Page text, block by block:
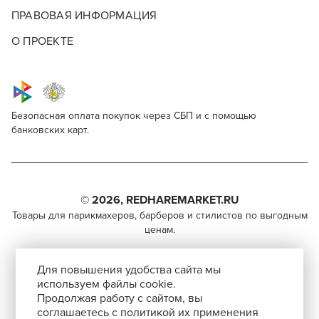
ПРАВОВАЯ ИНФОРМАЦИЯ
О ПРОЕКТЕ
Безопасная оплата покупок через СБП и с помощью
банковских карт.
© 2026, REDHAREMARKET.RU
Товары для парикмахеров, барберов и стилистов по выгодным
ценам.
+7 (495) 981-65-84
info@redhare.ru
г. Москва, ул. Нижняя Красносельская, 35-64,
Для повышения удобства сайта мы
используем файлы cookie.
Продолжая работу с сайтом, вы
соглашаетесь с политикой их применения
Nishman Disponsable alum stick
ВКОНТАКТЕ
WHATSAPP
парикмахерам, барберам, колористам и другим
специалистам бьюти-индустрии.